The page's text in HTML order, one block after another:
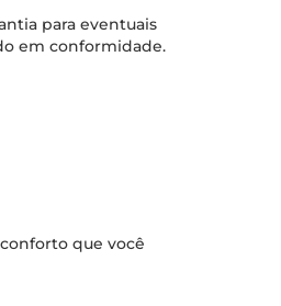
para eventuais
em conformidade.
que você